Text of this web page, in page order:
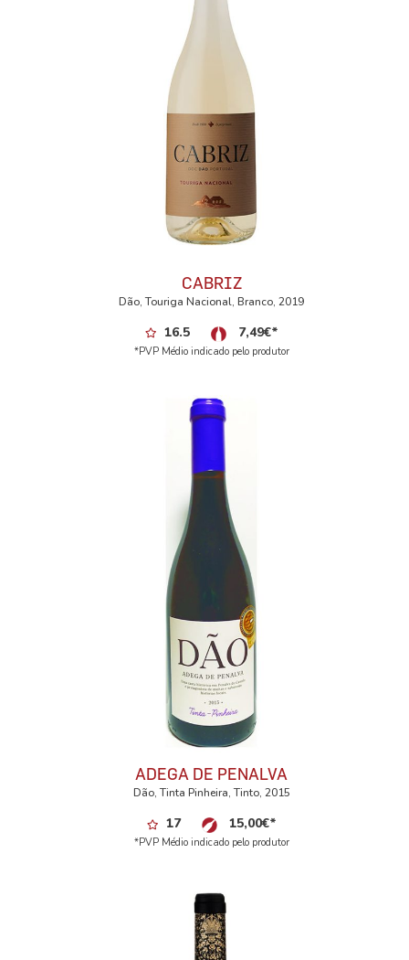
CABRIZ
Dão, Touriga Nacional, Branco, 2019
16.5 7,49€*
*PVP Médio indicado pelo produtor
ADEGA DE PENALVA
Dão, Tinta Pinheira, Tinto, 2015
17 15,00€*
*PVP Médio indicado pelo produtor